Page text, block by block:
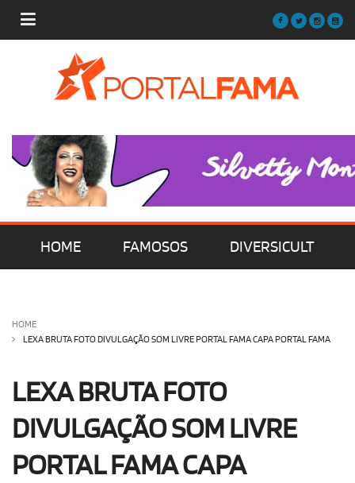
HOME FAMOSOS DIVERSICULT
OLHA ISSO! EU QUERO!
HOME
LEXA BRUTA FOTO DIVULGAÇÃO SOM LIVRE PORTAL FAMA CAPA PORTAL FAMA
LEXA BRUTA FOTO
DIVULGAÇÃO SOM LIVRE
PORTAL FAMA CAPA